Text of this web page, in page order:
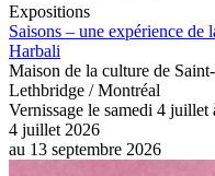
Expositions
Saisons – une expérience
Harbali
Maison de la culture de
Lethbridge / Montréal
Vernissage le samedi 4 juillet
4 juillet 2026
au 13 septembre 2026